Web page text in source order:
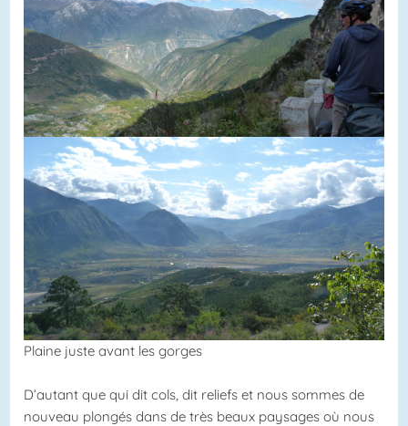
Plaine juste avant les gorges
D’autant que qui dit cols, dit reliefs et nous sommes de
nouveau plongés dans de très beaux paysages où nous